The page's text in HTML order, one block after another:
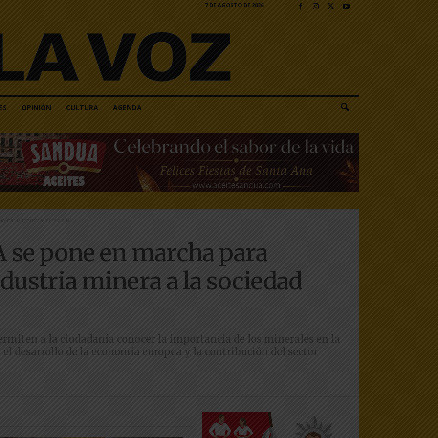
7 DE AGOSTO DE 2026
OPINIÓN CULTURA AGENDA
la industria minera a la...
pone en marcha para
minera a la sociedad
a la ciudadanía conocer la importancia de los minerales en la
desarrollo de la economía europea y la contribución del sector